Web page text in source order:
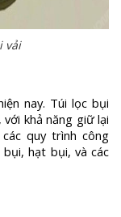
vải
nay. Túi lọc bụi
khả năng giữ lại
quy trình công
bụi, hạt bụi, và các